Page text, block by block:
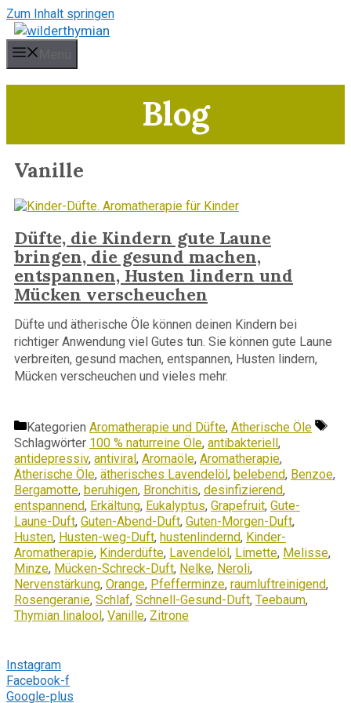
Zum Inhalt springen
Blog
Vanille
Düfte, die Kindern gute Laune
bringen, die gesund machen,
entspannen, Husten lindern und
Mücken verscheuchen
Düfte und ätherische Öle können deinen Kindern bei
richtiger Anwendung viel Gutes tun. Sie können gute Laune
verbreiten, gesund machen, entspannen, Husten lindern,
Mücken verscheuchen und vieles mehr.
Kategorien Aromatherapie und Düfte, Ätherische Öle
Schlagwörter 100 % naturreine Öle, antibakteriell ,
antidepressiv, antiviral , Aromaöle, Aromatherapie,
Ätherische Öle, ätherisches Lavendelöl , belebend, Benzoe,
Bergamotte, beruhigen, Bronchitis, desinfizierend,
entspannend, Erkältung, Eukalyptus, Grapefruit, Gute-
Laune-Duft, Guten-Abend-Duft, Guten-Morgen-Duft,
Husten, Husten-weg-Duft, hustenlindernd, Kinder-
Aromatherapie, Kinderdüfte, Lavendelöl , Limette, Melisse,
Minze, Mücken-Schreck-Duft, Nelke, Neroli,
Nervenstärkung, Orange, Pfefferminze, raumluftreinigend,
Rosengeranie, Schlaf, Schnell-Gesund-Duft, Teebaum,
Thymian linalool , Vanille, Zitrone
Instagram
Facebook-f
Google-plus